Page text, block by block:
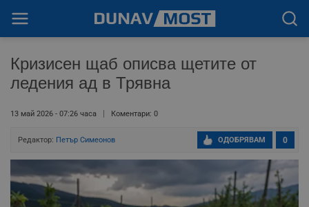
Кризисен щаб описва щетите от
ледения ад в Трявна
13 май 2026 - 07:26 часа Коментари: 0
Редактор: Петър Симеонов 0
ОДОБРЯВАМ